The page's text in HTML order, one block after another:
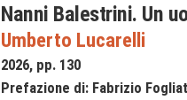
Nanni Balestrini. Un
Umberto Lucarelli
2026, pp. 130
Prefazione di: Fabrizio